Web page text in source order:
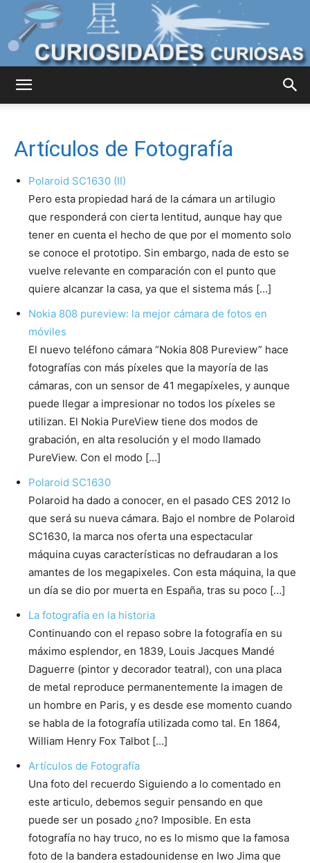
Curiosas
del
Artículos de Fotografía
Polaroid SC1630 (II)
Pero esta propiedad hará de la cámara un artilugio
que responderá con cierta lentitud, aunque hay que
tener en cuenta el hecho de que por el momento solo
se conoce el prototipo. Sin embargo, nada de esto se
vuelve relevante en comparación con el punto que
quiere alcanzar la casa, ya que el sistema más […]
Nokia 808 pureview: la mejor cámara de fotos en
móviles
El nuevo teléfono cámara “Nokia 808 Pureview” hace
fotografías con más píxeles que la mayoría de las
cámaras, con un sensor de 41 megapíxeles, y aunque
puede llegar a impresionar no todos los píxeles se
utilizan. El Nokia PureView tiene dos modos de
grabación, en alta resolución y el modo llamado
PureView. Con el modo […]
Polaroid SC1630
Polaroid ha dado a conocer, en el pasado CES 2012 lo
que será su nueva cámara. Bajo el nombre de Polaroid
SC1630, la marca nos oferta una espectacular
máquina cuyas características no defraudaran a los
amantes de los megapixeles. Con esta máquina, la que
un día se dio por muerta en España, tras su poco […]
La fotografía en la historia
Continuando con el repaso sobre la fotografía en su
máximo esplendor, en 1839, Louis Jacques Mandé
Daguerre (pintor y decorador teatral), con una placa
de metal reproduce permanentemente la imagen de
un hombre en Paris, y es desde ese momento cuando
se habla de la fotografía utilizada como tal. En 1864,
William Henry Fox Talbot […]
Artículos de Fotografía
Una foto del recuerdo Siguiendo a lo comentado en
este articulo, debemos seguir pensando en que
puede ser un posado ¿no? Imposible. En esta
fotografía no hay truco, no es lo mismo que la famosa
foto de la bandera estadounidense en Iwo Jima que